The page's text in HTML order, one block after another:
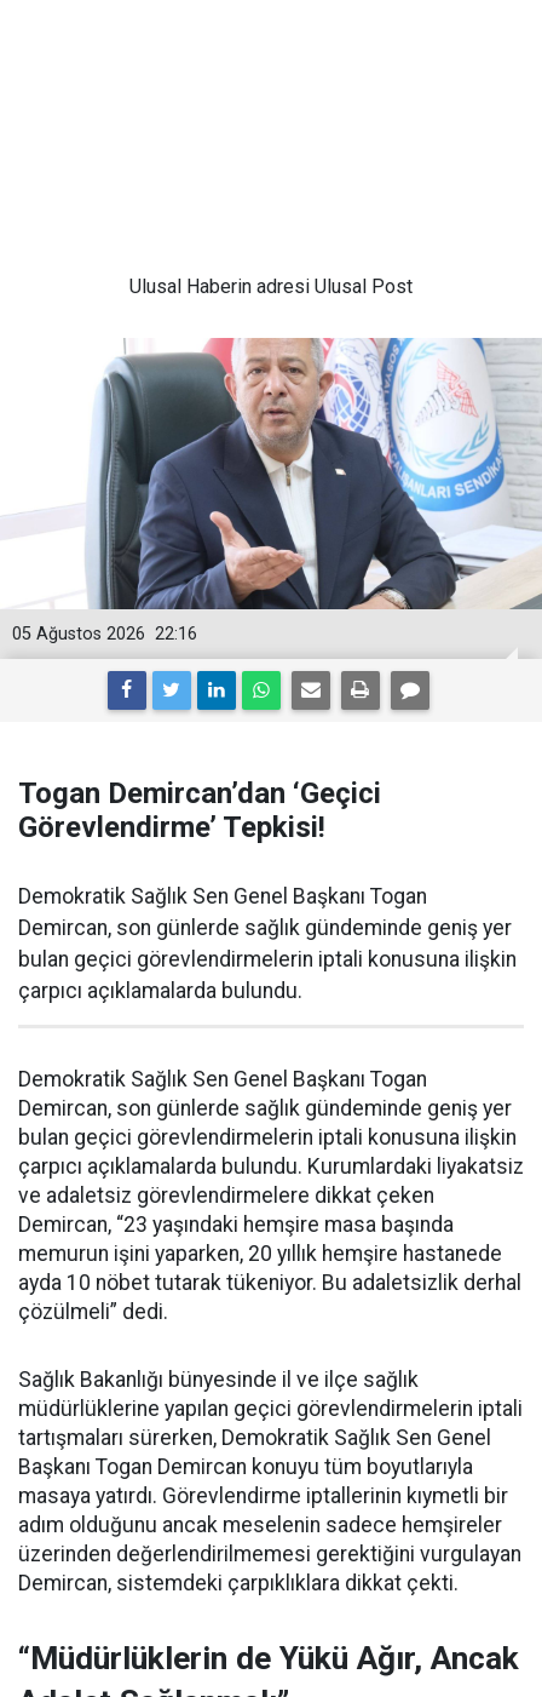
Ulusal Haberin adresi Ulusal Post
22:16
05 Ağustos 2026
Togan Demircan’dan ‘Geçici
Görevlendirme’ Tepkisi!
Demokratik Sağlık Sen Genel Başkanı Togan
Demircan, son günlerde sağlık gündeminde geniş yer
bulan geçici görevlendirmelerin iptali konusuna ilişkin
çarpıcı açıklamalarda bulundu.
Demokratik Sağlık Sen Genel Başkanı Togan
Demircan, son günlerde sağlık gündeminde geniş yer
bulan geçici görevlendirmelerin iptali konusuna ilişkin
çarpıcı açıklamalarda bulundu. Kurumlardaki liyakatsiz
ve adaletsiz görevlendirmelere dikkat çeken
Demircan, “23 yaşındaki hemşire masa başında
memurun işini yaparken, 20 yıllık hemşire hastanede
ayda 10 nöbet tutarak tükeniyor. Bu adaletsizlik derhal
çözülmeli” dedi.
Sağlık Bakanlığı bünyesinde il ve ilçe sağlık
müdürlüklerine yapılan geçici görevlendirmelerin iptali
tartışmaları sürerken, Demokratik Sağlık Sen Genel
Başkanı Togan Demircan konuyu tüm boyutlarıyla
masaya yatırdı. Görevlendirme iptallerinin kıymetli bir
adım olduğunu ancak meselenin sadece hemşireler
üzerinden değerlendirilmemesi gerektiğini vurgulayan
Demircan, sistemdeki çarpıklıklara dikkat çekti.
“Müdürlüklerin de Yükü Ağır, Ancak